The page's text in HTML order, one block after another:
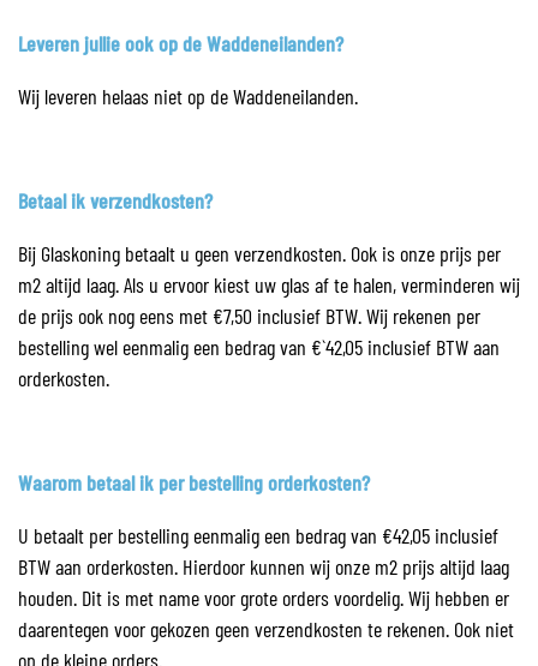
Leveren jullie ook op de Waddeneilanden?
Wij leveren helaas niet op de Waddeneilanden.
Betaal ik verzendkosten?
Bij Glaskoning betaalt u geen verzendkosten. Ook is onze prijs per
m2 altijd laag. Als u ervoor kiest uw glas af te halen, verminderen wij
de prijs ook nog eens met €7,50 inclusief BTW. Wij rekenen per
bestelling wel eenmalig een bedrag van €`42,05 inclusief BTW aan
orderkosten.
Waarom betaal ik per bestelling orderkosten?
U betaalt per bestelling eenmalig een bedrag van €42,05 inclusief
BTW aan orderkosten. Hierdoor kunnen wij onze m2 prijs altijd laag
houden. Dit is met name voor grote orders voordelig. Wij hebben er
daarentegen voor gekozen geen verzendkosten te rekenen. Ook niet
op de kleine orders.